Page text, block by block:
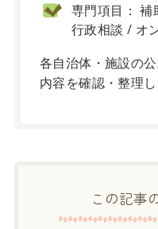
専門項目：
行政相談 / オ
各自治体・施設の
内容を確認・整理
この記事